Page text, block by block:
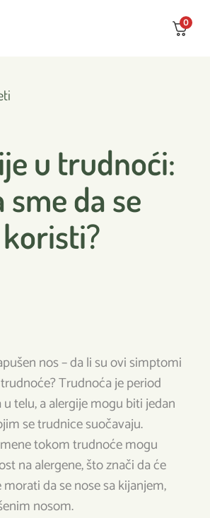
0
u trudnoći:
sme da se
koristi?
nos – da li su ovi simptomi
Trudnoća je period
telu, a alergije mogu biti jedan
se trudnice suočavaju.
tokom trudnoće mogu
na alergene, što znači da će
da se nose sa kijanjem,
nosom.